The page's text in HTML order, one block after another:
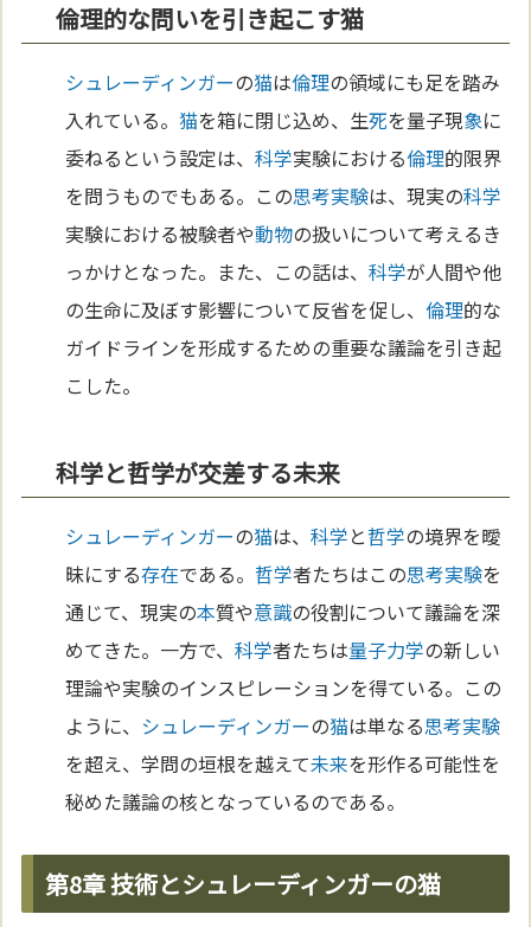
倫理的な問いを引き起こす猫
シュレーディンガーの猫は倫理の領域にも足を踏み
入れている。 猫を箱に閉じ込め、生死を量子現象に
委ねるという設定は、科学実験における倫理的限界
を問うものでもある。この思考実験は、現実の科学
実験における被験者や動物の扱いについて考えるき
っかけとなった。また、この話は、科学が人間や他
の生命に及ぼす影響について反省を促し、倫理的な
ガイドラインを形成するための重要な議論を引き起
こした。
科学と哲学が交差する未来
シュレーディンガーの猫は、科学と哲学の境界を曖
昧にする存在である。 哲学者たちはこの思考実験を
通じて、現実の本質や意識の役割について議論を深
めてきた。一方で、科学者たちは量子力学の新しい
理論や実験のインスピレーションを得ている。この
ように、 シュレーディンガーの猫は単なる思考実験
を超え、学問の垣根を越えて未来を形作る可能性を
秘めた議論の核となっているのである。
第8章 技術とシュレーディンガーの猫